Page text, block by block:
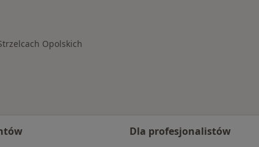
Opolskich
Dla profesjonalistów